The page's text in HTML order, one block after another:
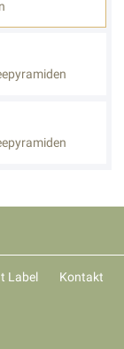
Label Kontakt